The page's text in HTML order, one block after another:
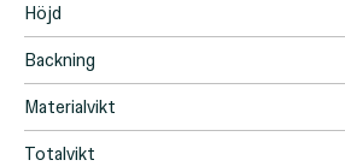
Höjd
Backning
Materialvikt
Totalvikt